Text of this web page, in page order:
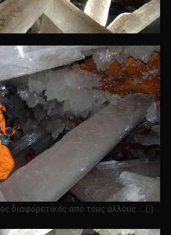
διαφορετικός από τους άλλους…..(;)